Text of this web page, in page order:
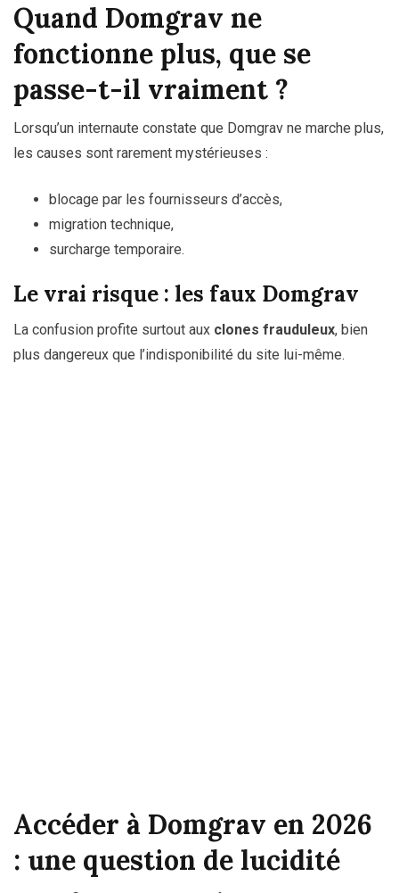
Quand Domgrav ne
fonctionne plus, que se
passe-t-il vraiment ?
Lorsqu’un internaute constate que Domgrav ne marche plus,
les causes sont rarement mystérieuses :
blocage par les fournisseurs d’accès,
migration technique,
surcharge temporaire.
Le vrai risque : les faux Domgrav
La confusion profite surtout aux clones frauduleux, bien
plus dangereux que l’indisponibilité du site lui-même.
Accéder à Domgrav en 2026
: une question de lucidité